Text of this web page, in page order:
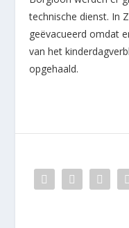
technische dienst. In
geëvacueerd omdat
van het
opgehaald.